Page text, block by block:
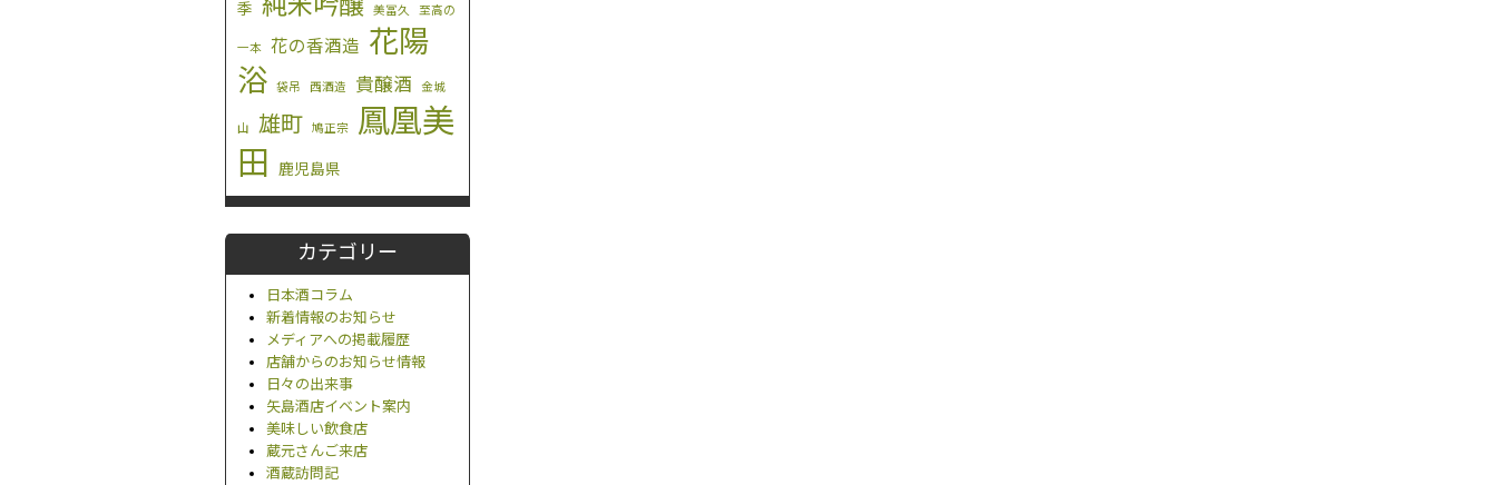
季
美冨久 至高の
一本 花の香酒造 花陽
浴
袋吊 西酒造 貴醸酒 金城
山 雄町 鳩正宗
鳳凰美
田
鹿児島県
カテゴリー
日本酒コラム
新着情報のお知らせ
メディアへの掲載履歴
店舗からのお知らせ情報
日々の出来事
矢島酒店イベント案内
美味しい飲食店
蔵元さんご来店
酒蔵訪問記